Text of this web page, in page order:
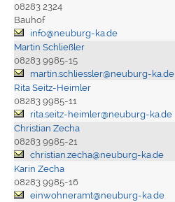
08283 2324
Bauhof
info@neuburg-ka.de
Martin Schließler
08283 9985-15
martin.schliessler@neuburg-ka.de
Rita Seitz-Heimler
08283 9985-11
rita.seitz-heimler@neuburg-ka.de
Christian Zecha
08283 9985-21
christian.zecha@neuburg-ka.de
Karin Zecha
08283 9985-16
einwohneramt@neuburg-ka.de